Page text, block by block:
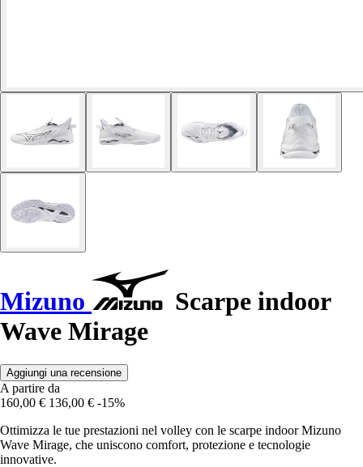
Mizuno
Scarpe indoor
Wave Mirage
Aggiungi una recensione
A partire da
160,00 € 136,00 € -15%
Ottimizza le tue prestazioni nel volley con le scarpe indoor Mizuno
Wave Mirage, che uniscono comfort, protezione e tecnologie
innovative.